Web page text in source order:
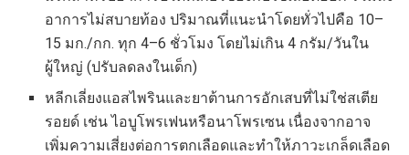
อาการไม่สบายท้อง ปริมาณที่แนะนำโดยทั่วไปคือ 10–
15 มก./กก. ทุก 4–6 ชั่วโมง โดยไม่เกิน 4 กรัม/วันใน
ผู้ใหญ่ (ปรับลดลงในเด็ก)
หลีกเลี่ยงแอสไพรินและยาต้านการอักเสบที่ไม่ใช่สเตีย
รอยด์ เช่น ไอบูโพรเฟนหรือนาโพรเซน เนื่องจากอาจ
เพิ่มความเสี่ยงต่อการตกเลือดและทำให้ภาวะเกล็ดเลือด